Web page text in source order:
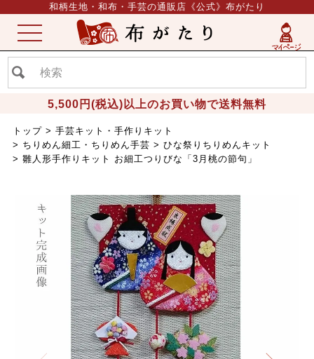
和柄生地・和布・手芸の通販店《公式》布がたり
5,500円(税込)以上のお買い物で送料無料
ME
NU
トップ
手芸キット・手作りキット
ちりめん細工・ちりめん手芸
ひな祭りちりめんキット
雛人形手作りキット お細工つりびな「3月桃の節句」